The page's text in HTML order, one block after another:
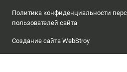
Политика конфиденциальности
пользователей сайта
Создание сайта WebStroy